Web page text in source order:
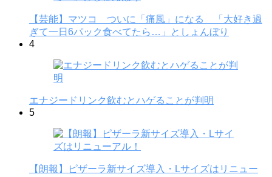
【芸能】マツコ ついに「痛風」になる 「大好き過
ぎて一日6パック食べてたら…」としょんぼり
4
エナジードリンク飲むとハゲることが判明
5
【朗報】ピザーラ新サイズ導入・Lサイズはリニュー